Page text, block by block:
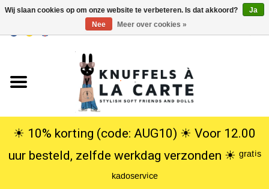
USD
Knuffels
Poppen
☀︎ 10% korting (code: AUG10) ☀︎ Voor 12.00
uur besteld, zelfde werkdag verzonden ☀︎ ᵍʳᵃᵗⁱˢ
ᵏᵃᵈᵒˢᵉʳᵛⁱᶜᵉ
Wij slaan cookies op om onze website te verbeteren. Is dat akkoord?
Ja
Nee
Meer over cookies »